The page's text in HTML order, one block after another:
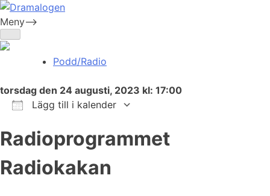
Skip
to
Dramalogen
Dialog med flera verktyg
Meny-->
Podd/Radio
torsdag den 24 augusti, 2023 kl: 17:00
Lägg till i kalender
Radioprogrammet
Radiokakan